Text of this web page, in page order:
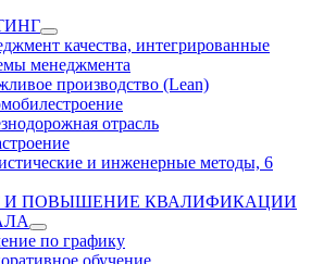
качества, интегрированные
менеджмента
производство (Lean)
отрасль
и инженерные методы, 6
И ПОВЫШЕНИЕ КВАЛИФИКАЦИИ
по графику
обучение